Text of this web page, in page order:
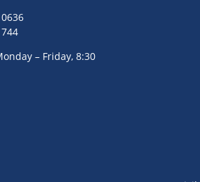
– Friday, 8:30